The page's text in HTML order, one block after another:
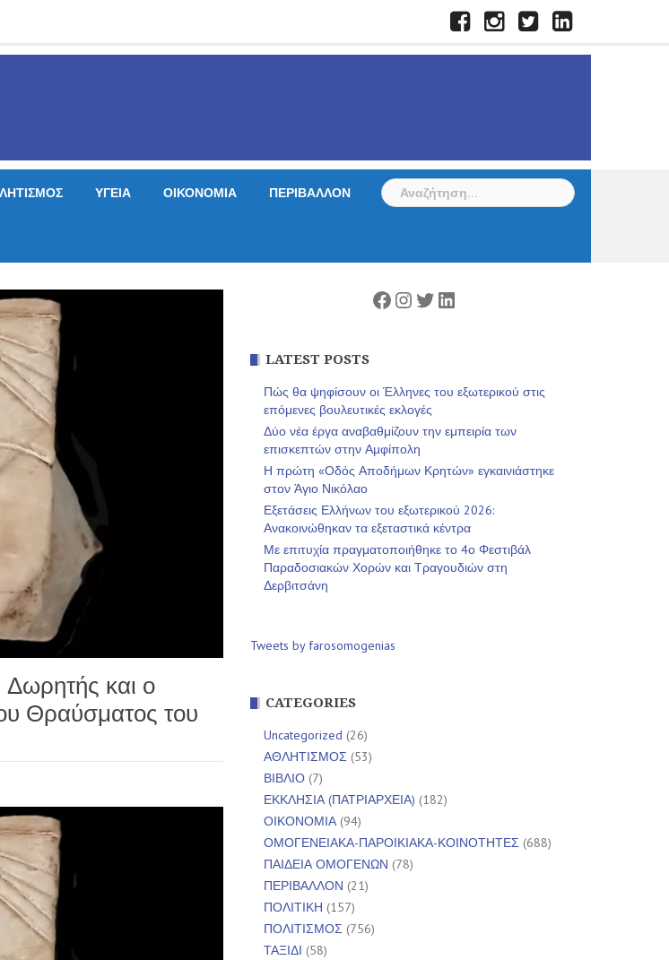
FacebookInstagramTwitterLinkedIn
ΥΓΕΙΑ ΟΙΚΟΝΟΜΙΑ ΠΕΡΙΒΑΛΛΟΝ
Αναζήτηση
για:
και ο
Θραύσματος του
Facebook
Instagram
Twitter
Linkedin
LATEST POSTS
Πώς θα ψηφίσουν οι Έλληνες του εξωτερικού στις
επόμενες βουλευτικές εκλογές
Δύο νέα έργα αναβαθμίζουν την εμπειρία των
επισκεπτών στην Αμφίπολη
Η πρώτη «Οδός Αποδήμων Κρητών» εγκαινιάστηκε
στον Άγιο Νικόλαο
Εξετάσεις Ελλήνων του εξωτερικού 2026:
Ανακοινώθηκαν τα εξεταστικά κέντρα
Με επιτυχία πραγματοποιήθηκε το 4ο Φεστιβάλ
Παραδοσιακών Χορών και Τραγουδιών στη
Δερβιτσάνη
Tweets by farosomogenias
CATEGORIES
Uncategorized (26)
ΑΘΛΗΤΙΣΜΟΣ (53)
ΒΙΒΛΙΟ (7)
ΕΚΚΛΗΣΙΑ (ΠΑΤΡΙΑΡΧΕΙΑ) (182)
ΟΙΚΟΝΟΜΙΑ(94)
ΟΜΟΓΕΝΕΙΑΚΑ-ΠΑΡΟΙΚΙΑΚΑ-ΚΟΙΝΟΤΗΤΕΣ (688)
ΠΑΙΔΕΙΑ ΟΜΟΓΕΝΩΝ (78)
ΠΕΡΙΒΑΛΛΟΝ (21)
ΠΟΛΙΤΙΚΗ (157)
ΠΟΛΙΤΙΣΜΟΣ (756)
ΤΑΞΙΔΙ (58)